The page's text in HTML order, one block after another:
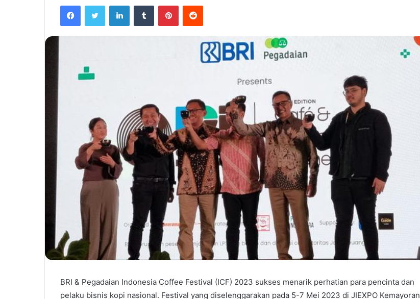
BRI & Pegadaian Indonesia Coffee Festival (ICF) 2023 sukses menarik perhatian para pencinta dan
pelaku bisnis kopi nasional. Festival yang diselenggarakan pada 5-7 Mei 2023 di JIEXPO Kemayoran